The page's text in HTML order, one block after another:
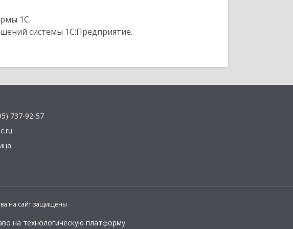
1С.
системы 1С:Предприятие.
737-92-57
на сайт защищены
на технологическую платформу